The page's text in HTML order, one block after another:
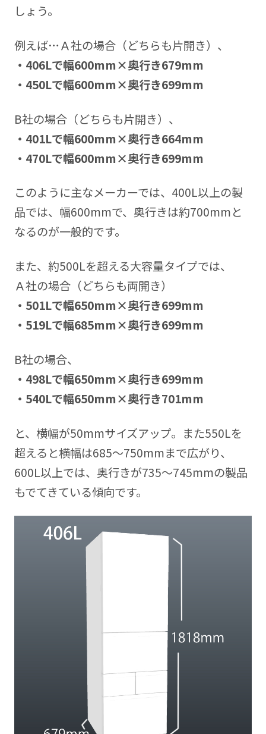
しょう。
例えば…Ａ社の場合（どちらも片開き）、
・406Lで幅600mm×奥行き679mm
・450Lで幅600mm×奥行き699mm
B社の場合（どちらも片開き）、
・401Lで幅600mm×奥行き664mm
・470Lで幅600mm×奥行き699mm
このように主なメーカーでは、400L以上の製
品では、幅600mmで、奥行きは約700mmと
なるのが一般的です。
また、約500Lを超える大容量タイプでは、
Ａ社の場合（どちらも両開き）
・501Lで幅650mm×奥行き699mm
・519Lで幅685mm×奥行き699mm
B社の場合、
・498Lで幅650mm×奥行き699mm
・540Lで幅650mm×奥行き701mm
と、横幅が50mmサイズアップ。また550Lを
超えると横幅は685～750mmまで広がり、
600L以上では、奥行きが735〜745mmの製品
もでてきている傾向です。